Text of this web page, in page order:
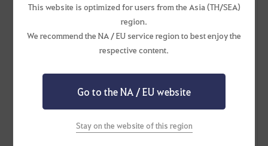
ขอให้โชคดี
This website is optimized for users from the Asia (TH/SEA)
region.
We recommend the NA / EU service region to best enjoy the
respective content.
Go to the NA / EU website
Stay on the website of this region